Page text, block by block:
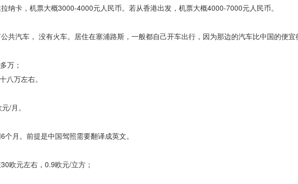
纳卡，机票大概3000-4000元人民币。若从香港出发，机票大概4000-7000元人民币。
共汽车， 没有火车。居住在塞浦路斯，一般都自己开车出行，因为那边的汽车比中国的便宜
万；
八万左右。
/月。
月。前提是中国驾照需要翻译成英文。
欧元左右，0.9欧元/立方；